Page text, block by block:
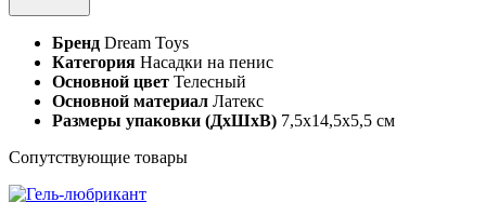
Бренд Dream Toys
Категория Насадки на пенис
Основной цвет Телесный
Основной материал Латекс
Размеры упаковки (ДхШхВ) 7,5x14,5x5,5 см
Сопутствующие товары